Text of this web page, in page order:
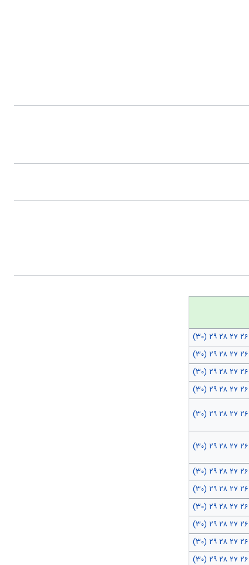
۲۶ ۲۷ ۲۸ ۲۹ (۳۰)
۲۶ ۲۷ ۲۸ ۲۹ (۳۰)
۲۶ ۲۷ ۲۸ ۲۹ (۳۰)
۲۶ ۲۷ ۲۸ ۲۹ (۳۰)
۲۶ ۲۷ ۲۸ ۲۹ (۳۰)
۲۶ ۲۷ ۲۸ ۲۹ (۳۰)
۲۶ ۲۷ ۲۸ ۲۹ (۳۰)
۲۶ ۲۷ ۲۸ ۲۹ (۳۰)
۲۶ ۲۷ ۲۸ ۲۹ (۳۰)
۲۶ ۲۷ ۲۸ ۲۹ (۳۰)
۲۶ ۲۷ ۲۸ ۲۹ (۳۰)
۲۶ ۲۷ ۲۸ ۲۹ (۳۰)